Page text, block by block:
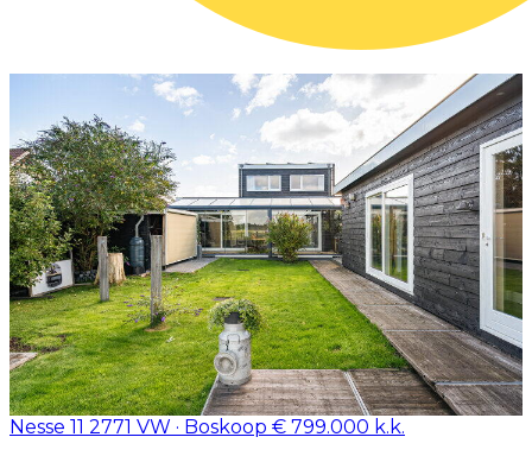
Nesse 11 2771 VW · Boskoop € 799.000 k.k.